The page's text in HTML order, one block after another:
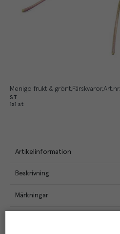
Menigo frukt & grönt Färskvaror Art.nr.
ST
1x1 st
Artikelinformation
Beskrivning
Märkningar